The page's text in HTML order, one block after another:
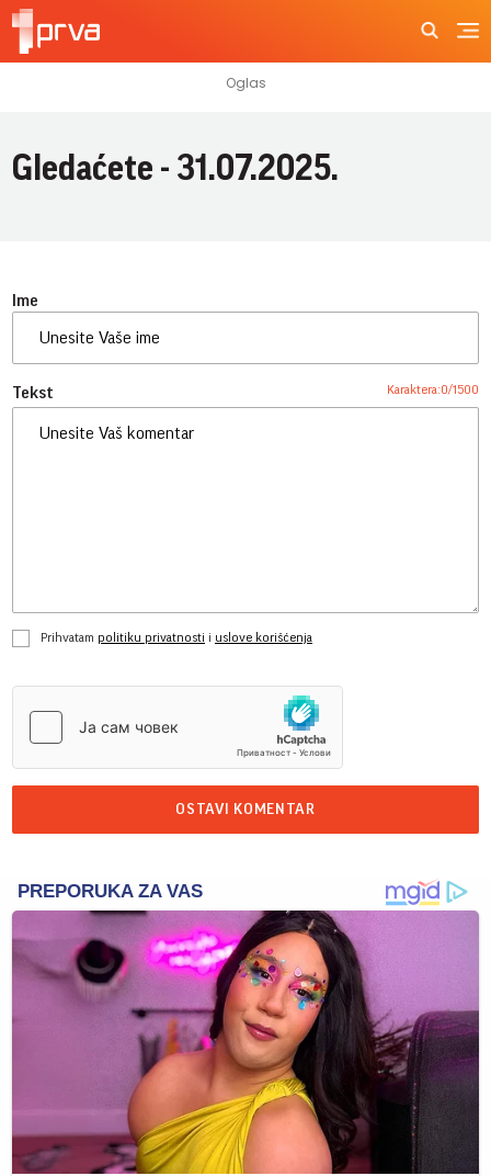
Gledaćete - 31.07.2025.
Ime
Tekst Karaktera:0/1500
Prihvatam politiku privatnosti i uslove korišćenja
OSTAVI KOMENTAR